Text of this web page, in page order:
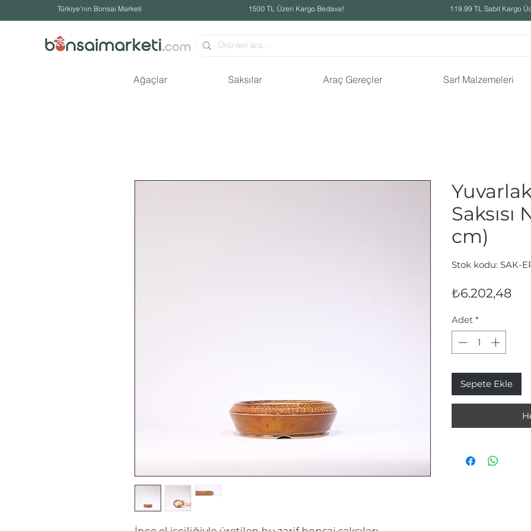
Türkiye'nin Bonsai Marketi 1500 TL Üzeri Kargo Bedava! 119.99 TL Sabit Kargo
Ağaçlar Saksılar Araç Gereçler Sarf Malzemeleri
Saksısı
cm)
Stok kodu: SAK-
₺6.202,48
Adet *
Sepete Ekle